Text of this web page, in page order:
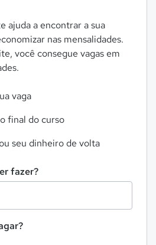
ajuda a encontrar a sua
nas mensalidades.
você consegue vagas em
vaga
final do curso
seu dinheiro de volta
fazer?